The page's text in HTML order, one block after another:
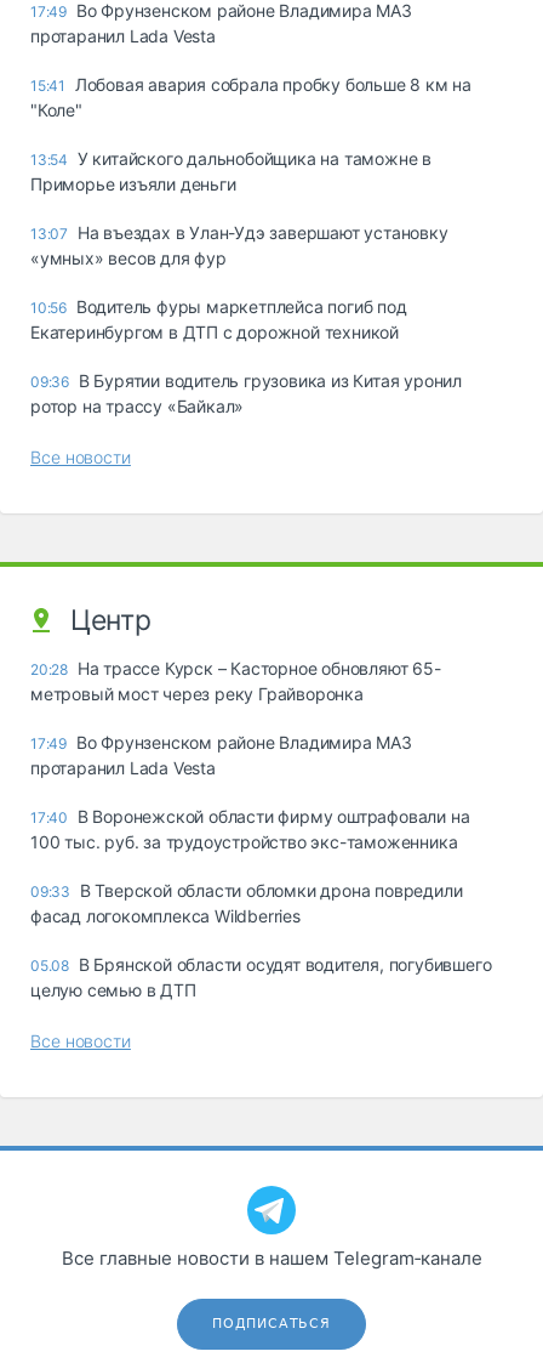
17:49 Во Фрунзенском районе Владимира МАЗ
протаранил Lada Vesta
15:41
Лобовая авария собрала пробку больше 8 км на
"Коле"
13:54 У китайского дальнобойщика на таможне в
Приморье изъяли деньги
13:07
Ha въeздax в Улaн-Удэ зaвepшaют ycтaнoвкy
«yмныx» вecoв для фyp
10:56 Водитель фуры маркетплейса погиб под
Екатеринбургом в ДТП с дорожной техникой
09:36 В Бурятии водитель грузовика из Китая уронил
ротор на трассу «Байкал»
Все новости
Центр
20:28 На трассе Курск – Касторное обновляют 65-
метровый мост через реку Грайворонка
17:49 Во Фрунзенском районе Владимира МАЗ
протаранил Lada Vesta
17:40
В Воронежской области фирму оштрафовали на
100 тыс. руб. за трудоустройство экс-таможенника
09:33
В Тверской области обломки дрона повредили
фасад логокомплекса Wildberries
05.08 В Брянской области осудят водителя, погубившего
целую семью в ДТП
Все новости
Все главные новости в нашем Telegram‑канале
ПОДПИСАТЬСЯ